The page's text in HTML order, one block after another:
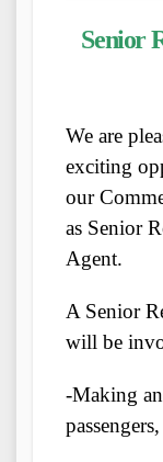
Senior
We are
exciting
our
as Senior
Agent.
A Senior
will be
-Making